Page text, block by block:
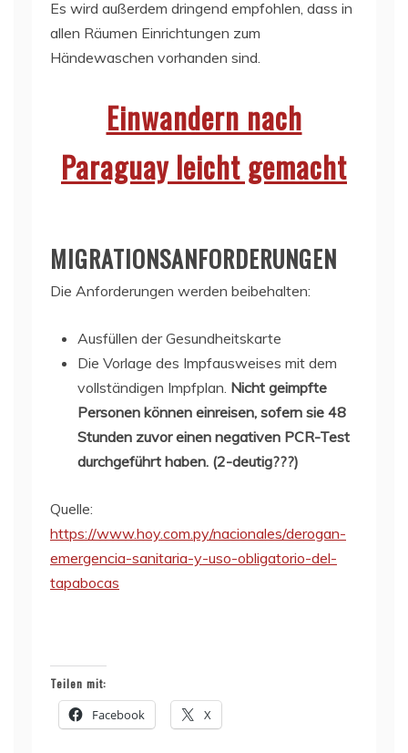
Es wird außerdem dringend empfohlen, dass in
allen Räumen Einrichtungen zum
Händewaschen vorhanden sind.
Einwandern nach
Paraguay leicht gemacht
MIGRATIONSANFORDERUNGEN
Die Anforderungen werden beibehalten:
Ausfüllen der Gesundheitskarte
Die Vorlage des Impfausweises mit dem
vollständigen Impfplan. Nicht geimpfte
Personen können einreisen, sofern sie 48
Stunden zuvor einen negativen PCR-Test
durchgeführt haben. (2-deutig???)
Quelle:
https://www.hoy.com.py/nacionales/derogan-
emergencia-sanitaria-y-uso-obligatorio-del-
tapabocas
Teilen mit:
Facebook X